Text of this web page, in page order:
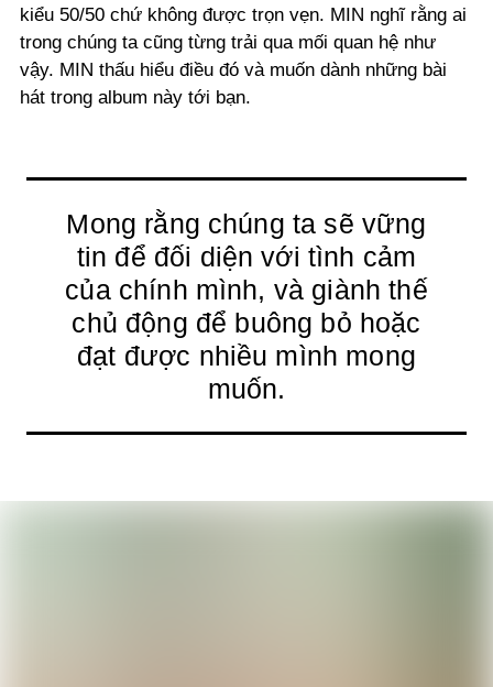
kiểu 50/50 chứ không được trọn vẹn. MIN nghĩ rằng ai
trong chúng ta cũng từng trải qua mối quan hệ như
vậy. MIN thấu hiểu điều đó và muốn dành những bài
hát trong album này tới bạn.
Mong rằng chúng ta sẽ vững
tin để đối diện với tình cảm
của chính mình, và giành thế
chủ động để buông bỏ hoặc
đạt được nhiều mình mong
muốn.